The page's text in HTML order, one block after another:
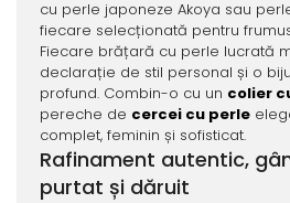
cu perle japoneze Akoya sau
fiecare selecționată pentru
Fiecare brățară cu perle lucrată
declarație de stil personal și o
profund. Combin-o cu un colier
pereche de cercei cu perle
complet, feminin și sofisticat.
Rafinament autentic,
purtat și dăruit